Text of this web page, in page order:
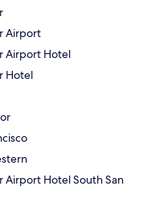
Airport
Airport Hotel
Hotel
Airport Hotel South San